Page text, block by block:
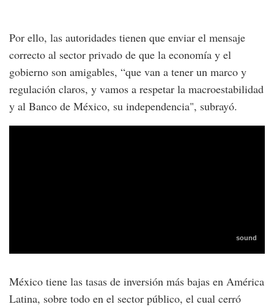
Por ello, las autoridades tienen que enviar el mensaje
correcto al sector privado de que la economía y el
gobierno son amigables, “que van a tener un marco y
regulación claros, y vamos a respetar la macroestabilidad
y al Banco de México, su independencia", subrayó.
México tiene las tasas de inversión más bajas en América
Latina, sobre todo en el sector público, el cual cerró